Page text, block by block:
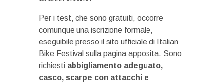
Per i test, che sono gratuiti, occorre
comunque una iscrizione formale,
eseguibile presso il sito ufficiale di Italian
Bike Festival sulla pagina apposita. Sono
richiesti abbigliamento adeguato,
casco, scarpe con attacchi e